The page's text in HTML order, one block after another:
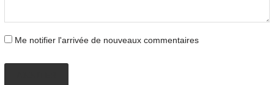
Me notifier l'arrivée de nouveaux commentaires